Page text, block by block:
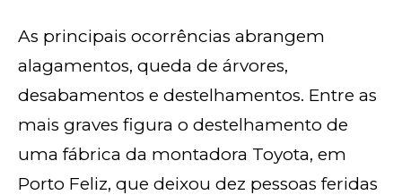
As principais ocorrências abrangem
alagamentos, queda de árvores,
desabamentos e destelhamentos. Entre as
mais graves figura o destelhamento de
uma fábrica da montadora Toyota, em
Porto Feliz, que deixou dez pessoas feridas